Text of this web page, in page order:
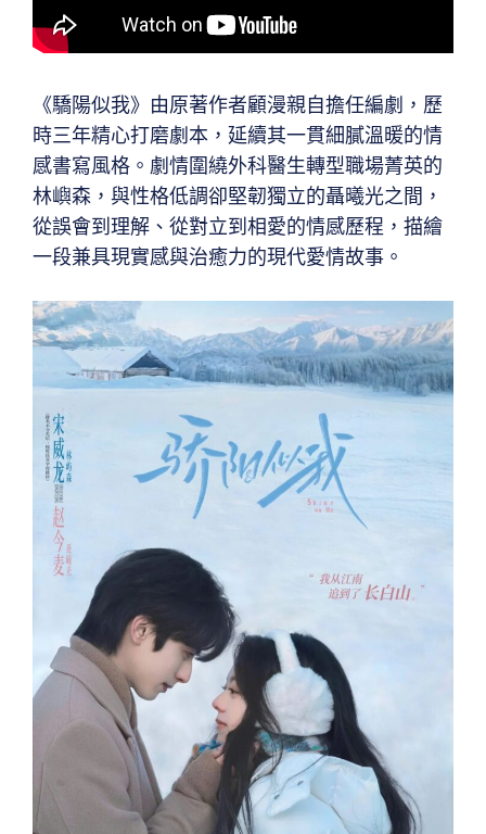
《驕陽似我》由原著作者顧漫親自擔任編劇，歷
時三年精心打磨劇本，延續其一貫細膩溫暖的情
感書寫風格。劇情圍繞外科醫生轉型職場菁英的
林嶼森，與性格低調卻堅韌獨立的聶曦光之間，
從誤會到理解、從對立到相愛的情感歷程，描繪
一段兼具現實感與治癒力的現代愛情故事。